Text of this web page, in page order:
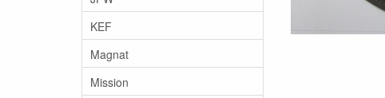
KEF
Magnat
Mission